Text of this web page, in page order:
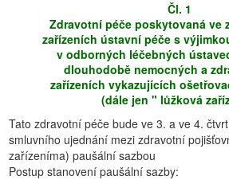
Čl. 1
Zdravotní péče poskytovaná ve
zařízeních ústavní péče s
v odborných léčebných
dlouhodobě nemocných a
zařízeních vykazujících
(dále jen " lůžková
Tato zdravotní péče bude ve 3. a ve 4.
smluvního ujednání mezi zdravotní
zařízeníma) paušální sazbou
Postup stanovení paušální sazby: